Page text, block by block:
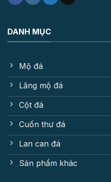
DANH MỤC
Mộ đá
Lăng mộ đá
Cột đá
Cuốn thư đá
Lan can đá
Sản phẩm khác